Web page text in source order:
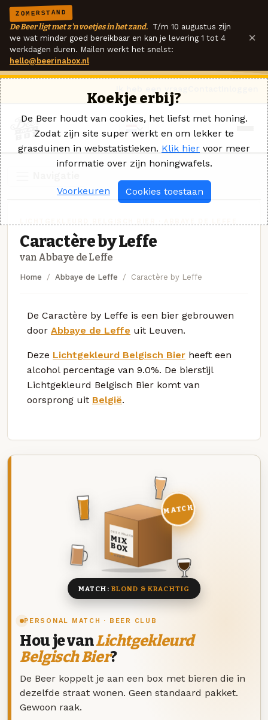
ZOMERSTAND
De Beer ligt met z'n voetjes in het zand. T/m 10 augustus zijn
we wat minder goed bereikbaar en kan je levering 1 tot 4
werkdagen duren. Mailen werkt het snelst:
hello@beerinabox.nl
×
Caractère by Leffe
van Abbaye de Leffe
Home Abbaye de Leffe Caractère by Leffe
De Caractère by Leffe is een bier gebrouwen
door Abbaye de Leffe uit Leuven.
Deze Lichtgekleurd Belgisch Bier heeft een
alcohol percentage van 9.0%. De bierstijl
Lichtgekleurd Belgisch Bier komt van
oorsprong uit België.
PERSONAL MATCH · BEER CLUB
Hou je vanLichtgekleurd
Belgisch Bier?
De Beer koppelt je aan een box met bieren die in
dezelfde straat wonen. Geen standaard pakket.
Gewoon raak.
DEZE MAAND
MIX
BOX
8 BIEREN
MATCH
MATCH: BLOND & KRACHTIG
Koekje erbij?
De Beer houdt van cookies, het liefst met honing.
Zodat zijn site super werkt en om lekker te
grasduinen in webstatistieken. Klik hier voor meer
informatie over zijn honingwafels.
Voorkeuren Cookies toestaan